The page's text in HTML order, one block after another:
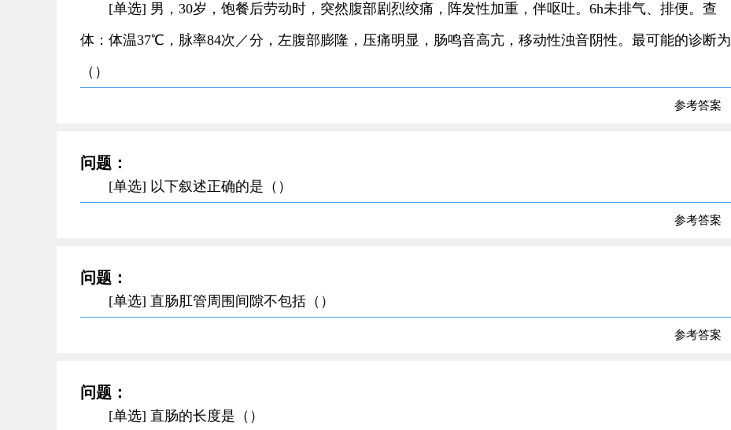
[单选] 男，30岁，饱餐后劳动时，突然腹部剧烈绞痛，阵发性加重，伴呕吐。6h未排气、排便。查
体：体温37℃，脉率84次／分，左腹部膨隆，压痛明显，肠鸣音高亢，移动性浊音阴性。最可能的诊断为
（）
参考答案
问题：
[单选] 以下叙述正确的是（）
参考答案
问题：
[单选] 直肠肛管周围间隙不包括（）
参考答案
问题：
[单选] 直肠的长度是（）